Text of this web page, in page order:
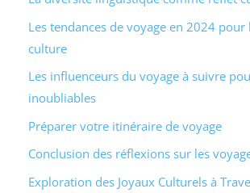
Les tendances de voyage en 2024 pour
culture
Les influenceurs du voyage à suivre
inoubliables
Préparer votre itinéraire de voyage
Conclusion des réflexions sur les
Exploration des Joyaux Culturels à